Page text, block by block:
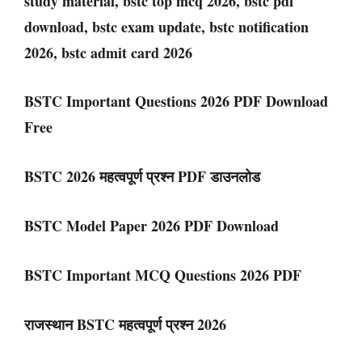
download, bstc exam update, bstc notification
2026, bstc admit card 2026
BSTC Important Questions 2026 PDF Download
Free
BSTC 2026 महत्वपूर्ण प्रश्न PDF डाउनलोड
BSTC Model Paper 2026 PDF Download
BSTC Important MCQ Questions 2026 PDF
राजस्थान BSTC महत्वपूर्ण प्रश्न 2026